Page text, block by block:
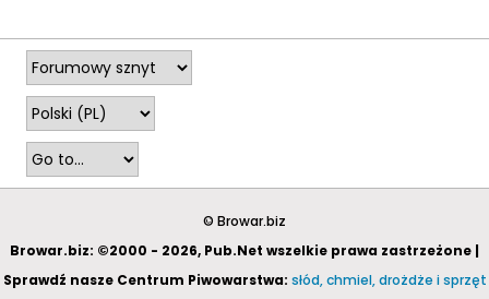
© Browar.biz
Browar.biz: ©2000 - 2026, Pub.Net wszelkie prawa zastrzeżone |
Sprawdź nasze Centrum Piwowarstwa: słód, chmiel, drożdże i sprzęt